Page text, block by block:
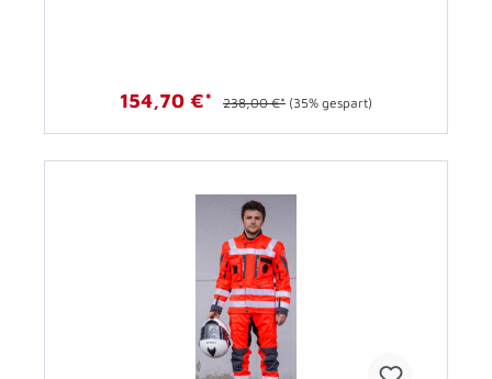
154,70 €* 238,00 €* (35% gespart)